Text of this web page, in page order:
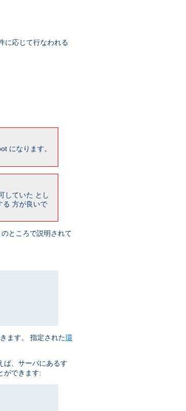
に応じて行なわれる
になります。
していた とし
る 方が良いで
のところで説明されて
ます。 指定された環
ば、サーバにあるす
ができます: